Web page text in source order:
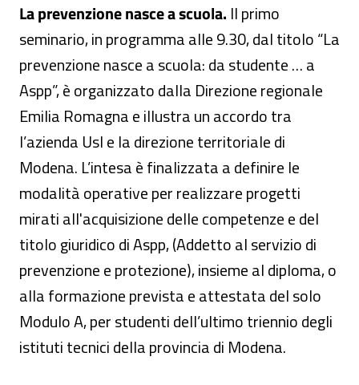
La prevenzione nasce a scuola. Il primo
seminario, in programma alle 9.30, dal titolo “La
prevenzione nasce a scuola: da studente … a
Aspp”, è organizzato dalla Direzione regionale
Emilia Romagna e illustra un accordo tra
l’azienda Usl e la direzione territoriale di
Modena. L’intesa è finalizzata a definire le
modalità operative per realizzare progetti
mirati all'acquisizione delle competenze e del
titolo giuridico di Aspp, (Addetto al servizio di
prevenzione e protezione), insieme al diploma, o
alla formazione prevista e attestata del solo
Modulo A, per studenti dell’ultimo triennio degli
istituti tecnici della provincia di Modena.